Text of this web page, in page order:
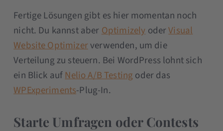
Fertige Lösungen gibt es hier momentan noch
nicht. Du kannst aberOptimizely oderVisual
Website Optimizerverwenden, um die
Verteilung zu steuern. Bei WordPress lohnt sich
ein Blick aufNelio A/B Testing oder das
WPExperiments-Plug-In.
Starte Umfragen oder Contests